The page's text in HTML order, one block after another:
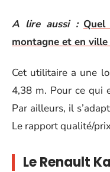
A lire aussi :
montagne et en ville
Cet utilitaire a une
4,38 m. Pour ce qui
Par ailleurs, il
Le rapport qualité/
Le Renault